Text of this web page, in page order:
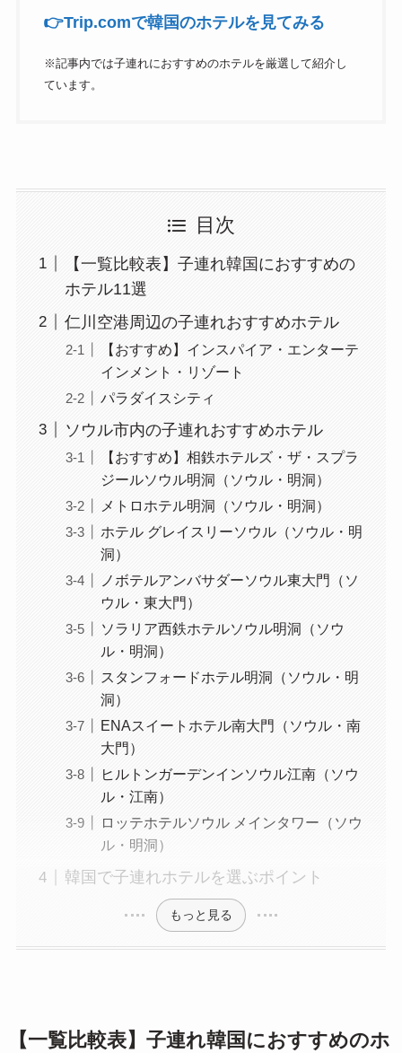
👉️Trip.comで韓国のホテルを見てみる
※記事内では子連れにおすすめのホテルを厳選して紹介し
ています。
目次
【一覧比較表】子連れ韓国におすすめの
ホテル11選
仁川空港周辺の子連れおすすめホテル
【おすすめ】インスパイア・エンターテ
インメント・リゾート
パラダイスシティ
ソウル市内の子連れおすすめホテル
【おすすめ】相鉄ホテルズ・ザ・スプラ
ジールソウル明洞（ソウル・明洞）
メトロホテル明洞（ソウル・明洞）
ホテル グレイスリーソウル（ソウル・明
洞）
ノボテルアンバサダーソウル東大門（ソ
ウル・東大門）
ソラリア西鉄ホテルソウル明洞（ソウ
ル・明洞）
スタンフォードホテル明洞（ソウル・明
洞）
ENAスイートホテル南大門（ソウル・南
大門）
ヒルトンガーデンインソウル江南（ソウ
ル・江南）
ロッテホテルソウル メインタワー（ソウ
ル・明洞）
韓国で子連れホテルを選ぶポイント
もっと見る
【一覧比較表】子連れ韓国におすすめのホ